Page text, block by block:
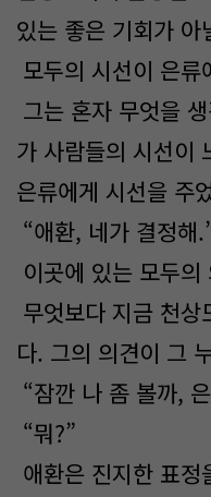
있는 좋은 기회가 아
모두의 시선이 은
그는 혼자 무엇을
가 사람들의 시선이
은류에게 시선을 주
“애환, 네가 결정해
이곳에 있는 모두
무엇보다 지금 천상
다. 그의 의견이 그
“잠깐 나 좀 볼까,
“뭐?”
애환은 진지한 표